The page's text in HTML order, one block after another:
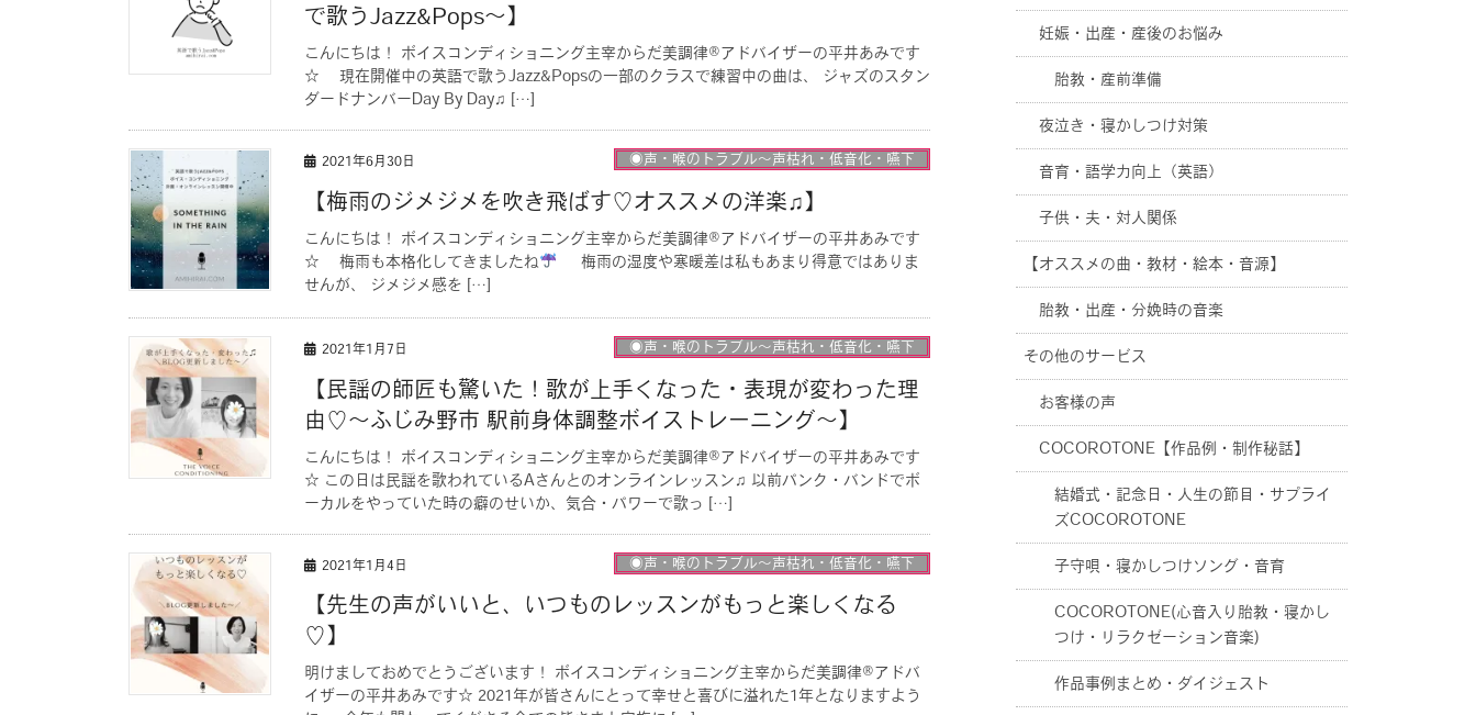
で歌うJazz&Pops〜】
こんにちは！ ボイスコンディショニング主宰からだ美調律®︎アドバイザーの平井あみです
☆ 現在開催中の英語で歌うJazz&Popsの一部のクラスで練習中の曲は、 ジャズのスタン
ダードナンバーDay By Day♫ […]
2021年6月30日 ◉声・喉のトラブル〜声枯れ・低音化・嚥下
【梅雨のジメジメを吹き飛ばす♡オススメの洋楽♫】
こんにちは！ ボイスコンディショニング主宰からだ美調律®︎アドバイザーの平井あみです
☆ 梅雨も本格化してきましたね
梅雨の湿度や寒暖差は私もあまり得意ではありま
せんが、 ジメジメ感を […]
2021年1月7日 ◉声・喉のトラブル〜声枯れ・低音化・嚥下
【民謡の師匠も驚いた！歌が上手くなった・表現が変わった理
由♡〜ふじみ野市 駅前身体調整ボイストレーニング〜】
こんにちは！ ボイスコンディショニング主宰からだ美調律®︎アドバイザーの平井あみです
☆ この日は民謡を歌われているAさんとのオンラインレッスン♫ 以前パンク・バンドでボ
ーカルをやっていた時の癖のせいか、気合・パワーで歌っ […]
2021年1月4日 ◉声・喉のトラブル〜声枯れ・低音化・嚥下
【先生の声がいいと、いつものレッスンがもっと楽しくなる
♡】
明けましておめでとうございます！ ボイスコンディショニング主宰からだ美調律®︎アドバ
イザーの平井あみです☆ 2021年が皆さんにとって幸せと喜びに溢れた1年となりますよう
妊娠・出産・産後のお悩み
胎教・産前準備
夜泣き・寝かしつけ対策
音育・語学力向上（英語）
子供・夫・対人関係
【オススメの曲・教材・絵本・音源】
胎教・出産・分娩時の音楽
その他のサービス
お客様の声
COCOROTONE【作品例・制作秘話】
結婚式・記念日・人生の節目・サプライ
ズCOCOROTONE
子守唄・寝かしつけソング・音育
COCOROTONE(心音入り胎教・寝かし
つけ・リラクゼーション音楽)
作品事例まとめ・ダイジェスト